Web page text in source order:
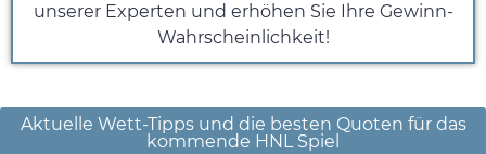
unserer Experten und erhöhen Sie Ihre Gewinn-
Wahrscheinlichkeit!
Aktuelle Wett-Tipps und die besten Quoten für das
kommende HNL Spiel